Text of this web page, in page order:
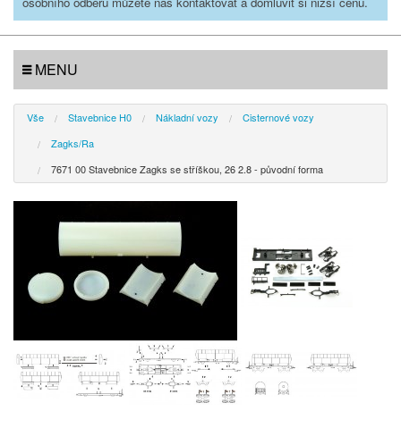
MENU
Vše Stavebnice H0 Nákladní vozy
Cisternové vozy
Zagks/Ra
7671 00 Stavebnice Zagks se stříškou, 26 2.8 - původní forma